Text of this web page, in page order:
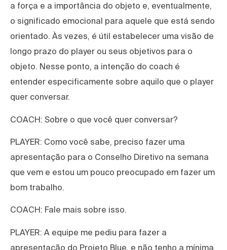
a força e a importância do objeto e, eventualmente,
o significado emocional para aquele que está sendo
orientado. Às vezes, é útil estabelecer uma visão de
longo prazo do player ou seus objetivos para o
objeto. Nesse ponto, a intenção do coach é
entender especificamente sobre aquilo que o player
quer conversar.
COACH: Sobre o que você quer conversar?
PLAYER: Como você sabe, preciso fazer uma
apresentação para o Conselho Diretivo na semana
que vem e estou um pouco preocupado em fazer um
bom trabalho.
COACH: Fale mais sobre isso.
PLAYER: A equipe me pediu para fazer a
apresentação do Projeto Blue, e não tenho a mínima